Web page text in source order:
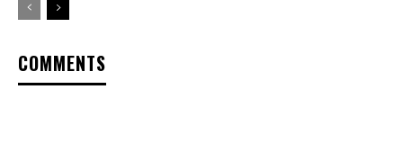
COMMENTS